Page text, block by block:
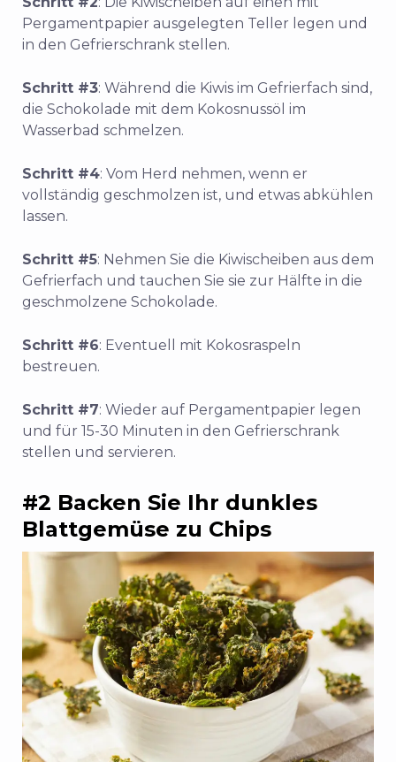
Pergamentpapier ausgelegten Teller legen und
in den Gefrierschrank stellen.
Schritt #3: Während die Kiwis im Gefrierfach sind,
die Schokolade mit dem Kokosnussöl im
Wasserbad schmelzen.
Schritt #4: Vom Herd nehmen, wenn er
vollständig geschmolzen ist, und etwas abkühlen
lassen.
Schritt #5: Nehmen Sie die Kiwischeiben aus dem
Gefrierfach und tauchen Sie sie zur Hälfte in die
geschmolzene Schokolade.
Schritt #6: Eventuell mit Kokosraspeln
bestreuen.
Schritt #7: Wieder auf Pergamentpapier legen
und für 15-30 Minuten in den Gefrierschrank
stellen und servieren.
#2 Backen Sie Ihr dunkles
Blattgemüse zu Chips